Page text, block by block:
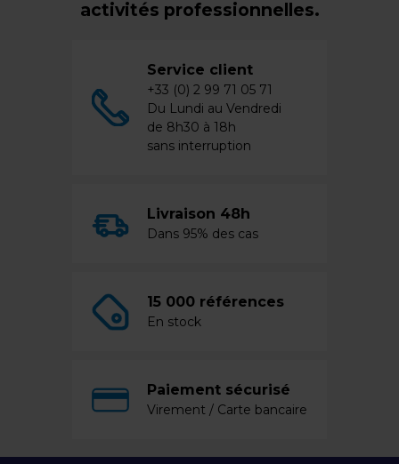
activités professionnelles.
Service client
+33 (0) 2 99 71 05 71
Du Lundi au Vendredi
de 8h30 à 18h
sans interruption
Livraison 48h
Dans 95% des cas
15 000 références
En stock
Paiement sécurisé
Virement / Carte bancaire